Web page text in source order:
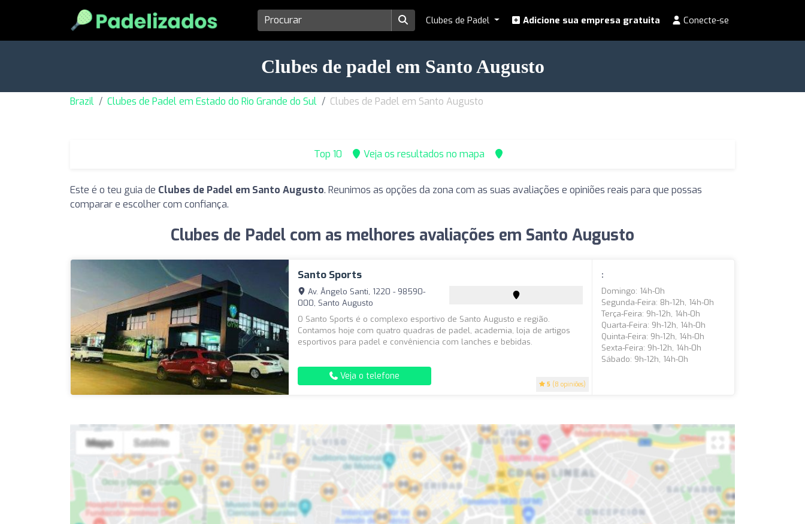
Clubes de Padel Adicione sua empresa gratuita Conecte-se
Clubes de padel em Santo Augusto
Brazil Clubes de Padel em Estado do Rio Grande do Sul Clubes de Padel em Santo Augusto
Top 10 Veja os resultados no mapa
Este é o teu guia de Clubes de Padel em Santo Augusto. Reunimos as opções da zona com as suas avaliações e opiniões reais para que possas
comparar e escolher com confiança.
Clubes de Padel com as melhores avaliações em Santo Augusto
Santo Sports
5 (8 opiniões)
Av. Ângelo Santi, 1220 - 98590-
000, Santo Augusto
O Santo Sports é o complexo esportivo de Santo Augusto e região.
Contamos hoje com quatro quadras de padel, academia, loja de artigos
esportivos para padel e convêniencia com lanches e bebidas.
Veja o telefone
:
Domingo: 14h-0h
Segunda-Feira: 8h-12h, 14h-0h
Terça-Feira: 9h-12h, 14h-0h
Quarta-Feira: 9h-12h, 14h-0h
Quinta-Feira: 9h-12h, 14h-0h
Sexta-Feira: 9h-12h, 14h-0h
Sábado: 9h-12h, 14h-0h